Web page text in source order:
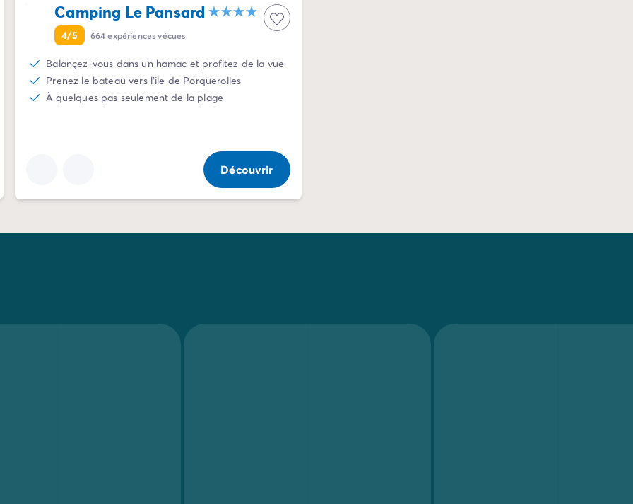
Camping Le Pansard
4/5 664expériences vécues
Balançez-vous dans un hamac et profitez de la vue
Prenez le bateau vers l'île de Porquerolles
À quelques pas seulement de la plage
Découvrir